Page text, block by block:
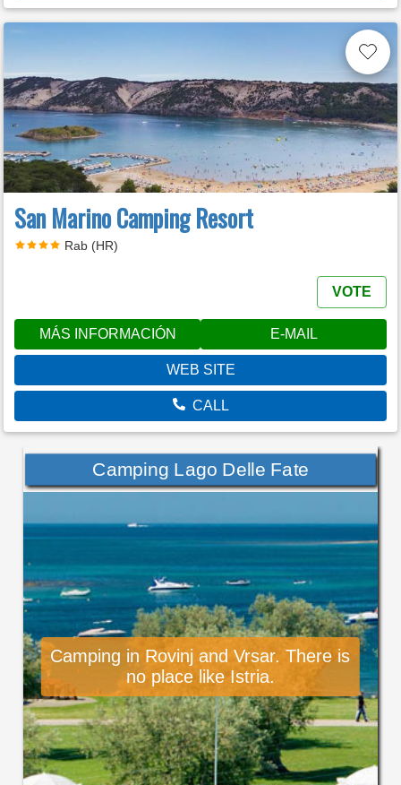
San Marino Camping Resort
Rab (HR)
VOTE
MÁS INFORMACIÓN E-MAIL
WEB SITE
CALL
Camping Lago Delle Fate
Camping in Rovinj and Vrsar. There is
no place like Istria.